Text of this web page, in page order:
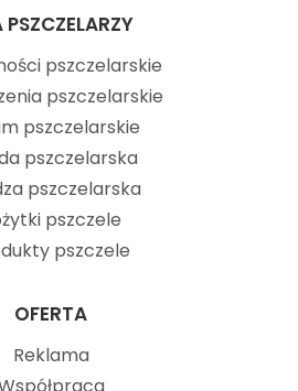
PSZCZELARZY
pszczelarskie
pszczelarskie
pszczelarskie
pszczelarska
pszczelarska
pszczele
pszczele
OFERTA
Reklama